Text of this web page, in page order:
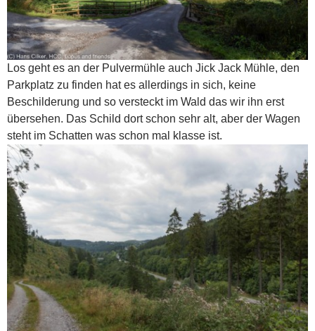
Los geht es an der Pulvermühle auch Jick Jack Mühle, den
Parkplatz zu finden hat es allerdings in sich, keine
Beschilderung und so versteckt im Wald das wir ihn erst
übersehen. Das Schild dort schon sehr alt, aber der Wagen
steht im Schatten was schon mal klasse ist.